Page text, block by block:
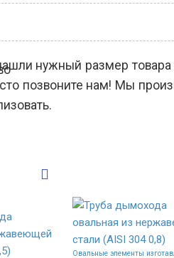
нужный размер
позвоните нам! Мы
Овальные элементы